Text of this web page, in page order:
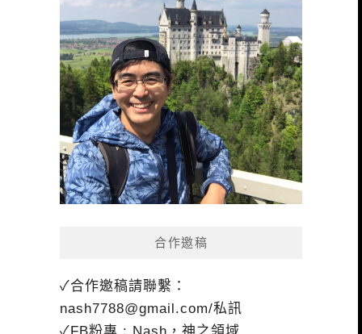
合作邀稿
✓合作邀稿請聯繫：
nash7788@gmail.com/私訊